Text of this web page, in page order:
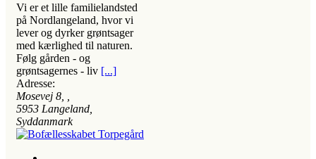
Vi er et lille familielandsted
på Nordlangeland, hvor vi
lever og dyrker grøntsager
med kærlighed til naturen.
Følg gården - og
grøntsagernes - liv [...]
Adresse:
Mosevej 8
5953 Langeland,
Syddanmark